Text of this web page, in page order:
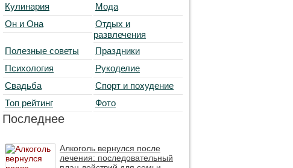
Кулинария
Мода
Он и Она
Отдых и
развлечения
Полезные советы
Праздники
Психология
Рукоделие
Свадьба
Спорт и похудение
Топ рейтинг
Фото
Последнее
Алкоголь вернулся после
лечения: последовательный